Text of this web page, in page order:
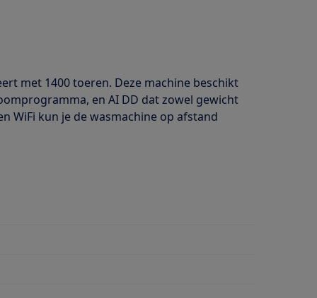
met 1400 toeren. Deze machine beschikt
en AI DD dat zowel gewicht
WiFi kun je de wasmachine op afstand